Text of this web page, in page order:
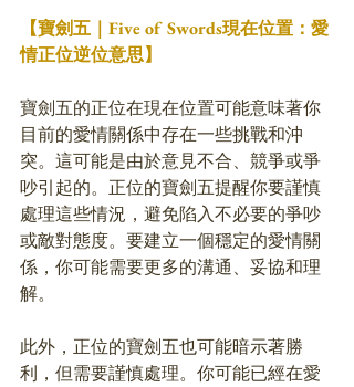
【寶劍五｜Five of Swords現在位置：愛
情正位逆位意思】
寶劍五的正位在現在位置可能意味著你
目前的愛情關係中存在一些挑戰和沖
突。這可能是由於意見不合、競爭或爭
吵引起的。正位的寶劍五提醒你要謹慎
處理這些情況，避免陷入不必要的爭吵
或敵對態度。要建立一個穩定的愛情關
係，你可能需要更多的溝通、妥協和理
解。
此外，正位的寶劍五也可能暗示著勝
利，但需要謹慎處理。你可能已經在愛